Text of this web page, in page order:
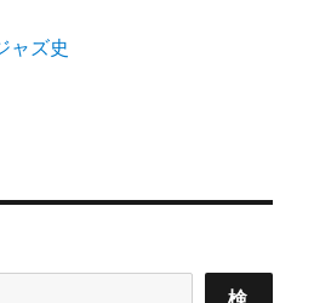
ャズ史
検